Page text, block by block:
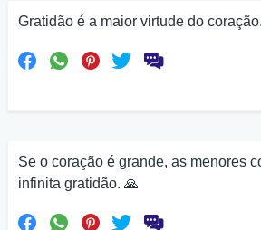
Gratidão é a maior virtude do
Se o coração é grande, as menores
infinita gratidão. 🙏